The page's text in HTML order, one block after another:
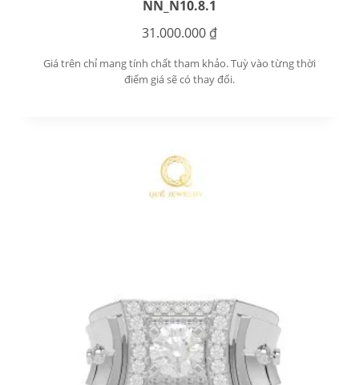
NN_N10.8.1
31.000.000 ₫
Giá trên chỉ mang tính chất tham khảo. Tuỳ vào từng thời
điểm giá sẽ có thay đổi.